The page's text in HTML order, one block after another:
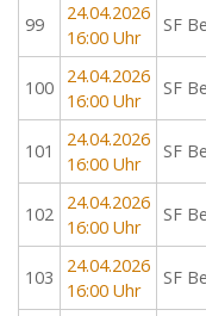
99
24.04.2026
16:00 Uhr
SF
100
24.04.2026
16:00 Uhr
SF
101
24.04.2026
16:00 Uhr
SF
102
24.04.2026
16:00 Uhr
SF
103
24.04.2026
16:00 Uhr
SF